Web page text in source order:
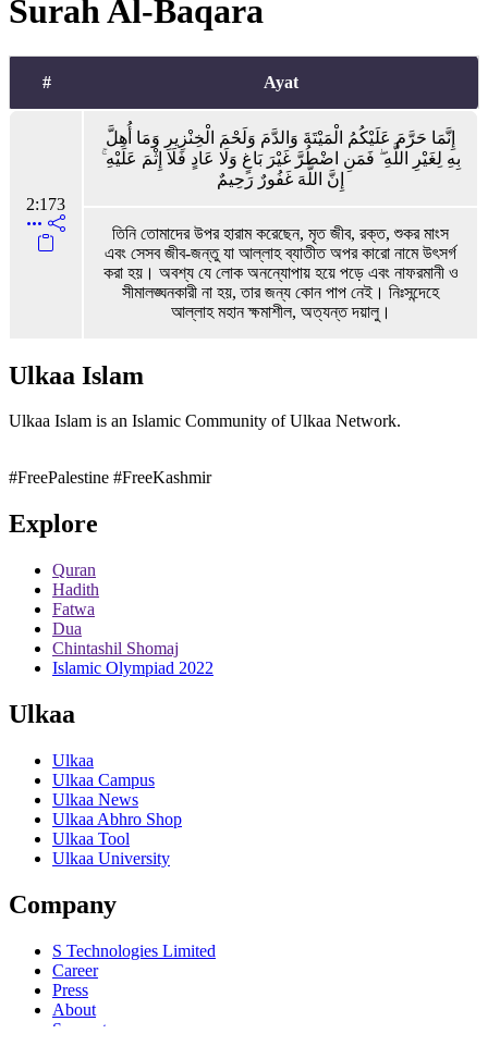
Surah Al-Baqara
# Ayat
2:173
إِنَّمَا حَرَّمَ عَلَيْكُمُ الْمَيْتَةَ وَالدَّمَ وَلَحْمَ الْخِنْزِيرِ وَمَا أُهِلَّ
بِهِ لِغَيْرِ اللَّهِ ۖ فَمَنِ اضْطُرَّ غَيْرَ بَاغٍ وَلَا عَادٍ فَلَا إِثْمَ عَلَيْهِ ۚ
إِنَّ اللَّهَ غَفُورٌ رَحِيمٌ
তিনি তোমাদের উপর হারাম করেছেন, মৃত জীব, রক্ত, শুকর মাংস
এবং সেসব জীব-জন্তু যা আল্লাহ ব্যাতীত অপর কারো নামে উৎসর্গ
করা হয়। অবশ্য যে লোক অনন্যোপায় হয়ে পড়ে এবং নাফরমানী ও
সীমালঙ্ঘনকারী না হয়, তার জন্য কোন পাপ নেই। নিঃসন্দেহে
আল্লাহ মহান ক্ষমাশীল, অত্যন্ত দয়ালু।
Ulkaa Islam
Ulkaa Islam is an Islamic Community of Ulkaa Network.
#FreePalestine #FreeKashmir
Explore
Quran
Hadith
Fatwa
Dua
Chintashil Shomaj
Islamic Olympiad 2022
Ulkaa
Ulkaa
Ulkaa Campus
Ulkaa News
Ulkaa Abhro Shop
Ulkaa Tool
Ulkaa University
Company
S Technologies Limited
Career
Press
About
Support